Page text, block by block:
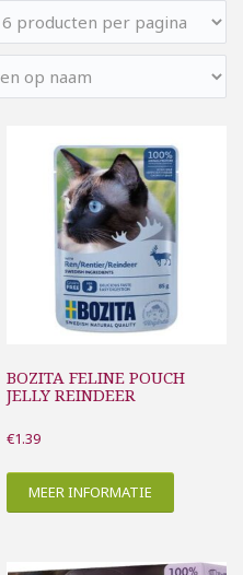
BOZITA FELINE POUCH
JELLY REINDEER
€1.39
MEER INFORMATIE